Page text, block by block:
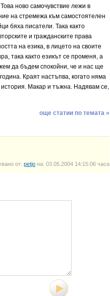
ново самочувствие лежи в
на стремежа към самостоятелен
бяха писатели. Така както
и гражданските права
на езика, в лицето на своите
така както езикът се променя, а
да бъдем спокойни, че и нас ще
Краят настъпва, когато няма
Макар и тъжна. Надявам се,
още статии по темата »
от: petjo на: 03.05.2004 14:15:06 часа